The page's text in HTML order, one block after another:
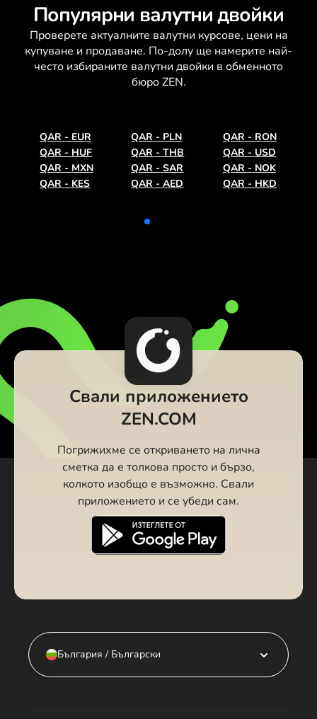
Популярни валутни двойки
Проверете актуалните валутни курсове, цени на
купуване и продаване. По-долу ще намерите най-
често избираните валутни двойки в обменното
бюро ZEN.
QAR - EUR QAR - PLN QAR - RON
QAR - HUF QAR - THB QAR - USD
QAR - MXN QAR - SAR QAR - NOK
QAR - KES QAR - AED QAR - HKD
Свали приложението
ZEN.COM
Погрижихме се откриването на лична
сметка да е толкова просто и бързо,
колкото изобщо е възможно. Свали
приложението и се убеди сам.
България / Български